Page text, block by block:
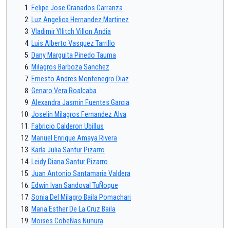
Felipe Jose Granados Carranza
Luz Angelica Hernandez Martinez
Vladimir Yllitch Villon Andia
Luis Alberto Vasquez Tarrillo
Dany Marguita Pinedo Tauma
Milagros Barboza Sanchez
Ernesto Andres Montenegro Diaz
Genaro Vera Roalcaba
Alexandra Jasmin Fuentes Garcia
Joselin Milagros Fernandez Alva
Fabricio Calderon Ubillus
Manuel Enrique Amaya Rivera
Karla Julia Santur Pizarro
Leidy Diana Santur Pizarro
Juan Antonio Santamaria Valdera
Edwin Ivan Sandoval TuÑoque
Sonia Del Milagro Baila Pomachari
Maria Esther De La Cruz Baila
Moises CobeÑas Nunura